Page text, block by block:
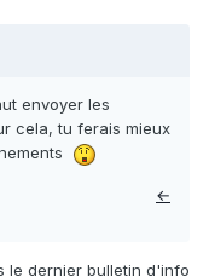
envoyer les
cela, tu ferais mieux
←
le dernier bulletin d'info